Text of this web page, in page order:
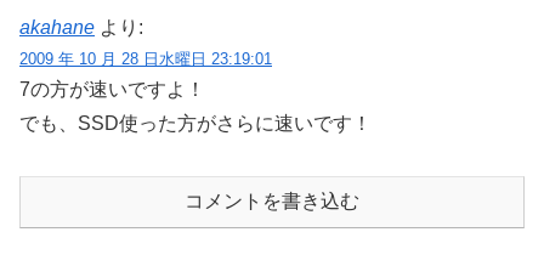
akahane より:
2009 年 10 月 28 日水曜日 23:19:01
7の方が速いですよ！
でも、SSD使った方がさらに速いです！
コメントを書き込む